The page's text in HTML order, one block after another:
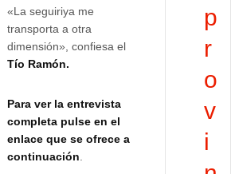
«La seguiriya me
transporta a otra
dimensión», confiesa el
Tío Ramón.
Para ver la entrevista
completa pulse en el
enlace que se ofrece a
continuación
p
r
o
v
i